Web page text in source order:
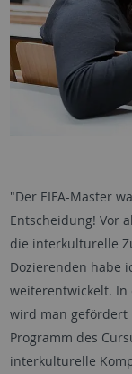
"Der EIFA-Master
Entscheidung! Vor
die interkulturelle
Dozierenden habe
weiterentwickelt. In
wird man gefördert
Programm des
interkulturelle